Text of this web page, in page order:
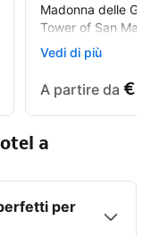
Madonna delle
Tower of San
Recensione
Molto gentile e
Vedi di più
A partire da €
a
per